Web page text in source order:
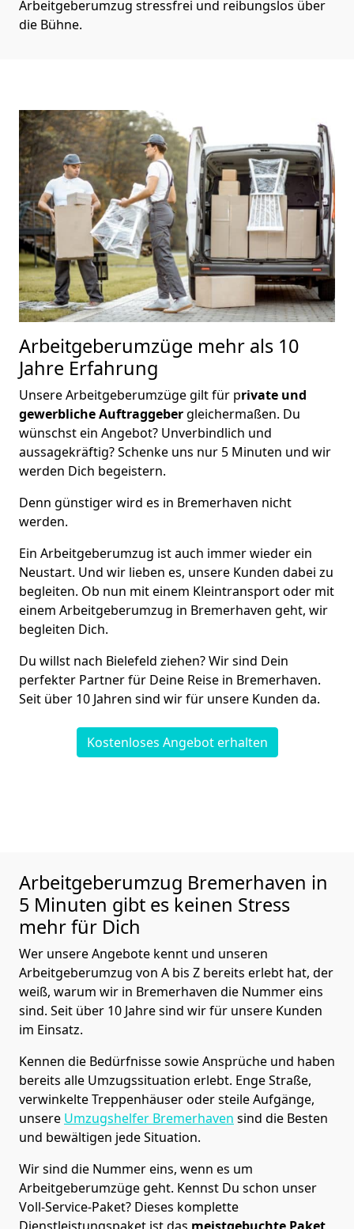
Arbeitgeberumzug stressfrei und reibungslos über
die Bühne.
Arbeitgeberumzüge mehr als 10
Jahre Erfahrung
Unsere Arbeitgeberumzüge gilt für private und
gewerbliche Auftraggebergleichermaßen. Du
wünschst ein Angebot? Unverbindlich und
aussagekräftig? Schenke uns nur 5 Minuten und wir
werden Dich begeistern.
Denn günstiger wird es in Bremer­haven nicht
werden.
Ein Arbeitgeberumzug ist auch immer wieder ein
Neustart. Und wir lieben es, unsere Kunden dabei zu
begleiten. Ob nun mit einem Kleintransport oder mit
einem Arbeitgeberumzug in Bremer­haven geht, wir
begleiten Dich.
Du willst nach Bielefeld ziehen? Wir sind Dein
perfekter Partner für Deine Reise in Bremer­haven.
Seit über 10 Jahren sind wir für unsere Kunden da.
Kostenloses Angebot erhalten
Arbeitgeberumzug Bremer­haven in
5 Minuten gibt es keinen Stress
mehr für Dich
Wer unsere Angebote kennt und unseren
Arbeitgeberumzug von A bis Z bereits erlebt hat, der
weiß, warum wir in Bremer­haven die Nummer eins
sind. Seit über 10 Jahre sind wir für unsere Kunden
im Einsatz.
Kennen die Bedürfnisse sowie Ansprüche und haben
bereits alle Umzugssituation erlebt. Enge Straße,
verwinkelte Treppenhäuser oder steile Aufgänge,
unsere Umzugshelfer Bremer­haven sind die Besten
und bewältigen jede Situation.
Wir sind die Nummer eins, wenn es um
Arbeitgeberumzüge geht. Kennst Du schon unser
Voll-Service-Paket? Dieses komplette